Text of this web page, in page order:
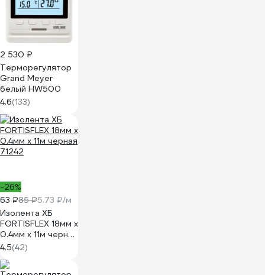
2 530 ₽
Терморегулятор
Grand Meyer
белый HW500
4.6(133)
-26%
63 ₽85 ₽5.73 ₽/м
Изолента ХБ
FORTISFLEX 18мм х
0.4мм х 11м черная
71242
4.5(42)